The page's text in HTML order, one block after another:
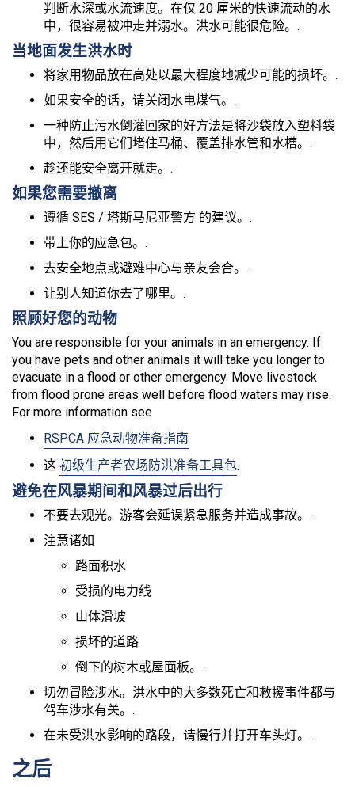
判断水深或水流速度。在仅 20 厘米的快速流动的水
中，很容易被冲走并溺水。洪水可能很危险。.
当地面发生洪水时
将家用物品放在高处以最大程度地减少可能的损坏。.
如果安全的话，请关闭水电煤气。.
一种防止污水倒灌回家的好方法是将沙袋放入塑料袋
中，然后用它们堵住马桶、覆盖排水管和水槽。.
趁还能安全离开就走。.
如果您需要撤离
遵循 SES / 塔斯马尼亚警方 的建议。.
带上你的应急包。.
去安全地点或避难中心与亲友会合。.
让别人知道你去了哪里。.
照顾好您的动物
You are responsible for your animals in an emergency. If
you have pets and other animals it will take you longer to
evacuate in a flood or other emergency. Move livestock
from flood prone areas well before flood waters may rise.
For more information see
RSPCA 应急动物准备指南
这 初级生产者农场防洪准备工具包.
避免在风暴期间和风暴过后出行
不要去观光。游客会延误紧急服务并造成事故。.
注意诸如
路面积水
受损的电力线
山体滑坡
损坏的道路
倒下的树木或屋面板。.
切勿冒险涉水。洪水中的大多数死亡和救援事件都与
驾车涉水有关。.
在未受洪水影响的路段，请慢行并打开车头灯。.
之后